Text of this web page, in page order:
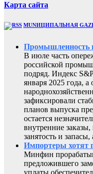
Карта сайта
MUNИЦИПАЛЬНАЯ
Промышленность
В июле часть
российской
подряд. Индекс
января 2025 года,
зафиксировали
планов выпуска
остается
внутренние
занятость и
Импортеры хотят
Минфин
предложившего